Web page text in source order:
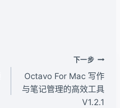
下一步
Octavo For Mac 写作
与笔记管理的高效工具
V1.2.1